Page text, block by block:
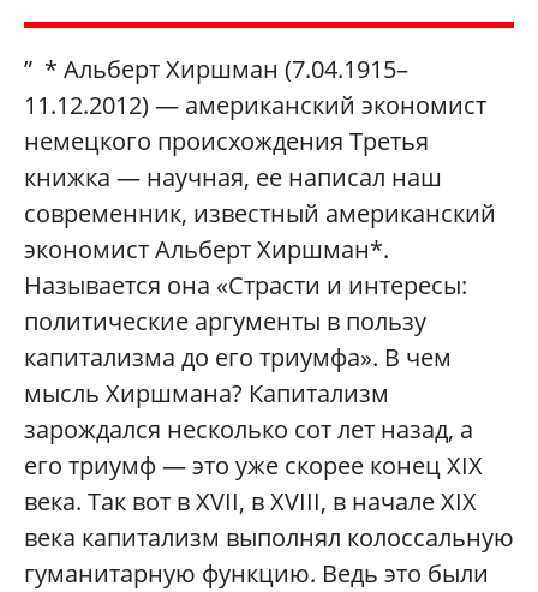
” * Альберт Хиршман (7.04.1915–
11.12.2012) — американский экономист
немецкого происхождения Третья
книжка — научная, ее написал наш
современник, известный американский
экономист Альберт Хиршман*.
Называется она «Страсти и интересы:
политические аргументы в пользу
капитализма до его триумфа». В чем
мысль Хиршмана? Капитализм
зарождался несколько сот лет назад, а
его триумф — это уже скорее конец XIX
века. Так вот в XVII, в XVIII, в начале XIX
века капитализм выполнял колоссальную
гуманитарную функцию. Ведь это были